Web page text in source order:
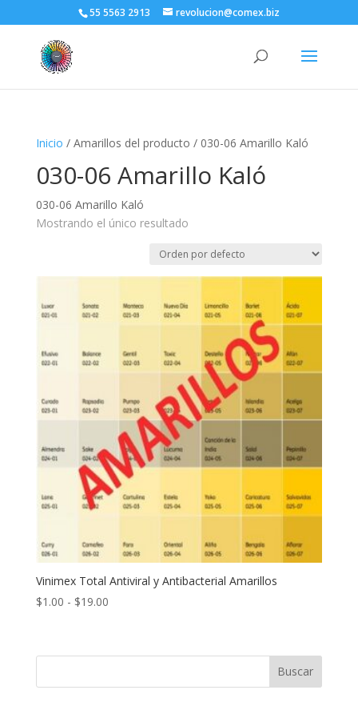
55 5563 2913 revolucion@comex.biz
Inicio / Amarillos del producto / 030-06 Amarillo Kaló
030-06 Amarillo Kaló
030-06 Amarillo Kaló
Mostrando el único resultado
Vinimex Total Antiviral y Antibacterial Amarillos
$1.00 - $19.00Rango
desde
Buscar